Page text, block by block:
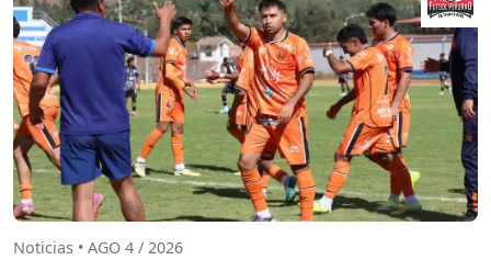
Noticias • AGO 4 / 2026